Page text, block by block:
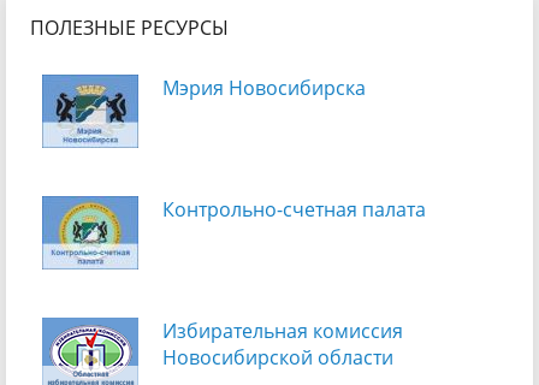
ПОЛЕЗНЫЕ РЕСУРСЫ
Мэрия Новосибирска
Контрольно-счетная палата
Избирательная комиссия
Новосибирской области